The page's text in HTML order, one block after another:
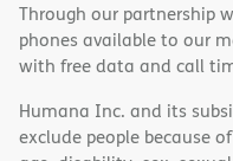
Through our partnership
phones available to our
with free data and call
Humana Inc. and its
exclude people because